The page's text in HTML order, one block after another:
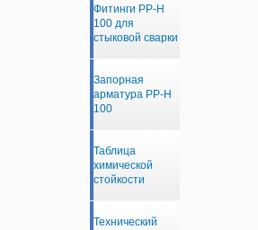
Фитинги PP-H
100 для
стыковой сварки
Запорная
арматура PP-H
100
Таблица
химической
стойкости
Технический